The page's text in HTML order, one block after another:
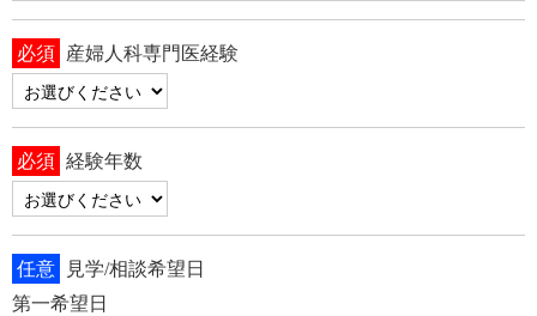
産婦人科専門医経験
必須
経験年数
必須
見学/相談希望日
任意
第一希望日